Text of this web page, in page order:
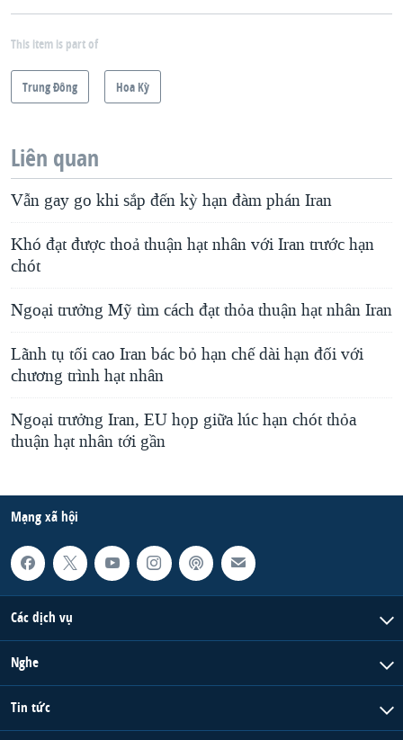
This item is part of
Trung Ðông Hoa Kỳ
Liên quan
Vẫn gay go khi sắp đến kỳ hạn đàm phán Iran
Khó đạt được thoả thuận hạt nhân với Iran trước hạn
chót
Ngoại trưởng Mỹ tìm cách đạt thỏa thuận hạt nhân Iran
Lãnh tụ tối cao Iran bác bỏ hạn chế dài hạn đối với
chương trình hạt nhân
Ngoại trưởng Iran, EU họp giữa lúc hạn chót thỏa
thuận hạt nhân tới gần
Mạng xã hội
Các dịch vụ
Nghe
Tin tức